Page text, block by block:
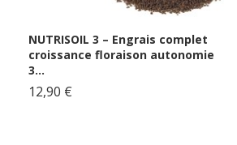
NUTRISOIL 3 – Engrais complet
croissance floraison autonomie
3...
12,90 €